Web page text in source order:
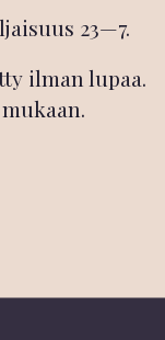
23—7.
ilman lupaa.